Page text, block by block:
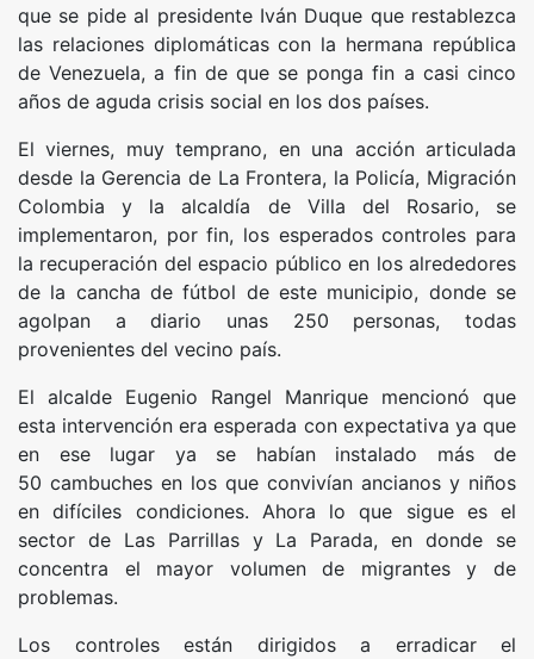
que se pide al presidente Iván Duque que restablezca
las relaciones diplomáticas con la hermana república
de Venezuela, a fin de que se ponga fin a casi cinco
años de aguda crisis social en los dos países.
El viernes, muy temprano, en una acción articulada
desde la Gerencia de La Frontera, la Policía, Migración
Colombia y la alcaldía de Villa del Rosario, se
implementaron, por fin, los esperados controles para
la recuperación del espacio público en los alrededores
de la cancha de fútbol de este municipio, donde se
agolpan a diario unas 250 personas, todas
provenientes del vecino país.
El alcalde Eugenio Rangel Manrique mencionó que
esta intervención era esperada con expectativa ya que
en ese lugar ya se habían instalado más de
50 cambuches en los que convivían ancianos y niños
en difíciles condiciones. Ahora lo que sigue es el
sector de Las Parrillas y La Parada, en donde se
concentra el mayor volumen de migrantes y de
problemas.
Los controles están dirigidos a erradicar el